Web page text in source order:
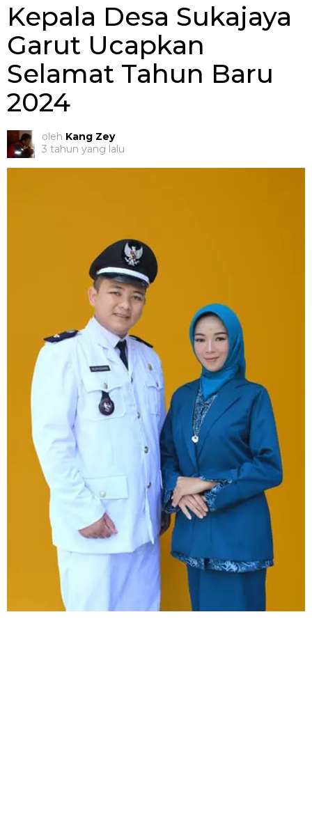
Kepala Desa Sukajaya
Garut Ucapkan
Selamat Tahun Baru
2024
oleh Kang Zey
3 tahun yang lalu